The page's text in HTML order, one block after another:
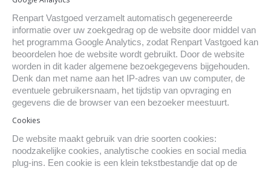
Renpart Vastgoed verzamelt automatisch gegenereerde
informatie over uw zoekgedrag op de website door middel van
het programma Google Analytics, zodat Renpart Vastgoed kan
beoordelen hoe de website wordt gebruikt. Door de website
worden in dit kader algemene bezoekgegevens bijgehouden.
Denk dan met name aan het IP-adres van uw computer, de
eventuele gebruikersnaam, het tijdstip van opvraging en
gegevens die de browser van een bezoeker meestuurt.
Cookies
De website maakt gebruik van drie soorten cookies:
noodzakelijke cookies, analytische cookies en social media
plug-ins. Een cookie is een klein tekstbestandje dat op de